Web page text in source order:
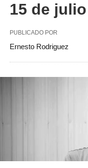
15 de julio
PUBLICADO POR
Ernesto Rodriguez